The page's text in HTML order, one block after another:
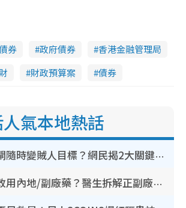
券 政府債券
香港金融管理局
財政預算案 債券
氣本地熱話
裝修拆鐵閘隨時變賊人目標？網民揭2大關鍵用途：裝新式等於白裝？附新舊鐵閘分別
網傳公院改用內地/副廠藥？醫生拆解正副廠分別 揭4類人換藥隨時出事